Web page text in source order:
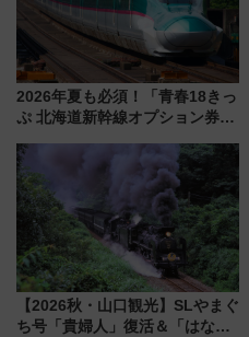
2026年夏も必須！「青春18きっ
ぷ 北海道新幹線オプション券」
の罠
【2026秋・山口観光】SLやまぐ
ち号「貴婦人」復活＆「はなあ